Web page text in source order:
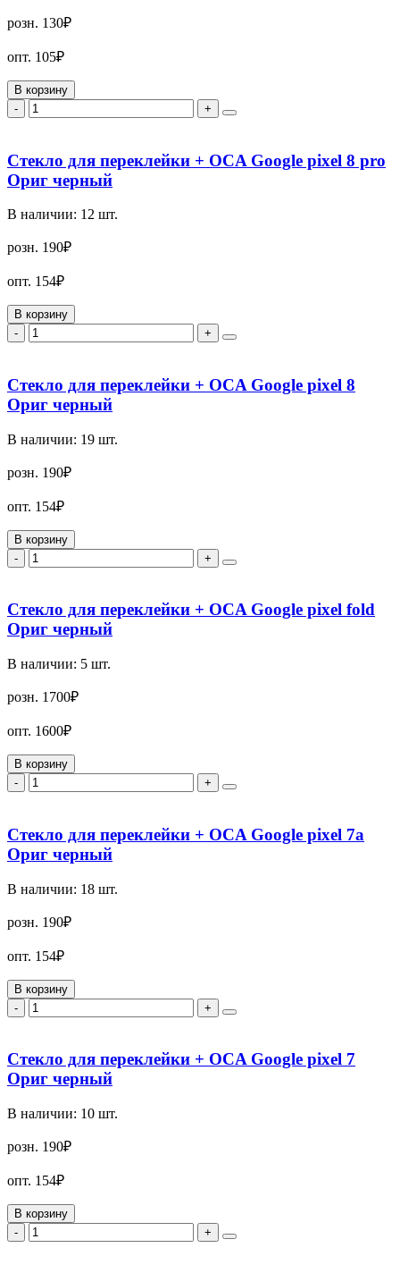
розн. 130₽
опт. 105₽
В корзину
-
+
Стекло для переклейки + OCA Google pixel 8 pro
Ориг черный
В наличии: 12 шт.
розн. 190₽
опт. 154₽
В корзину
-
+
Стекло для переклейки + OCA Google pixel 8
Ориг черный
В наличии: 19 шт.
розн. 190₽
опт. 154₽
В корзину
-
+
Стекло для переклейки + OCA Google pixel fold
Ориг черный
В наличии: 5 шт.
розн. 1700₽
опт. 1600₽
В корзину
-
+
Стекло для переклейки + OCA Google pixel 7a
Ориг черный
В наличии: 18 шт.
розн. 190₽
опт. 154₽
В корзину
-
+
Стекло для переклейки + OCA Google pixel 7
Ориг черный
В наличии: 10 шт.
розн. 190₽
опт. 154₽
В корзину
-
+